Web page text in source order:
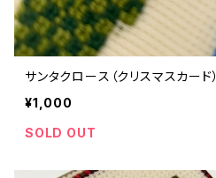
サンタクロース（クリスマスカード）
¥1,000
SOLD OUT